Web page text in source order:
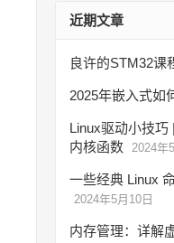
近期文章
良许的STM32课
2025年嵌入式如
Linux驱动小技巧
内核函数 2024年
一些经典 Linux
2024年5月10日
内存管理：详解